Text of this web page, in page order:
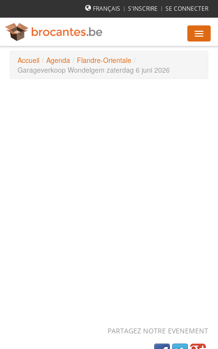
FRANÇAIS | S'INSCRIRE | SE CONNECTER
AGENDA DES BROCANTES
Accueil / Agenda / Flandre-Orientale /
Garageverkoop Wondelgem zaterdag 6 juni 2026
PARTAGEZ NOTRE EVENEMENT